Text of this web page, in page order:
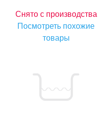
Снято с производства
Посмотреть похожие
товары